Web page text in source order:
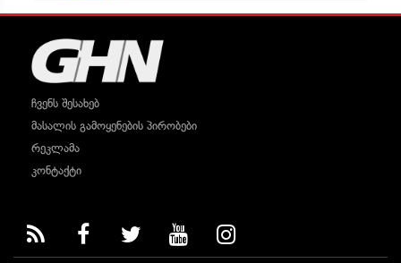
ჩვენს შესახებ
მასალის გამოყენების პირობები
რეკლამა
კონტაქტი